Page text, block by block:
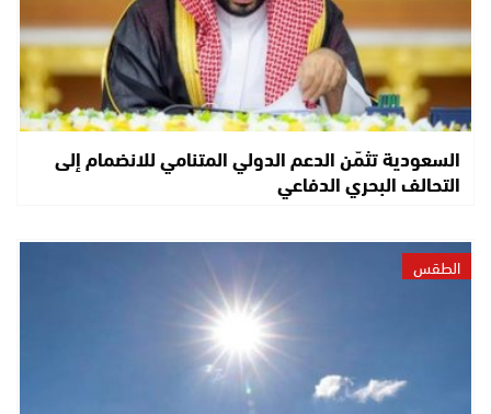
السعودية تثمّن الدعم الدولي المتنامي للانضمام إلى
التحالف البحري الدفاعي
الطقس